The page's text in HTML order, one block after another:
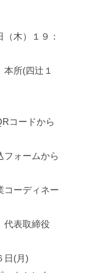
（木）１９：
所(四辻１
コードから
ームから
ーディネー
取締役
日(月)